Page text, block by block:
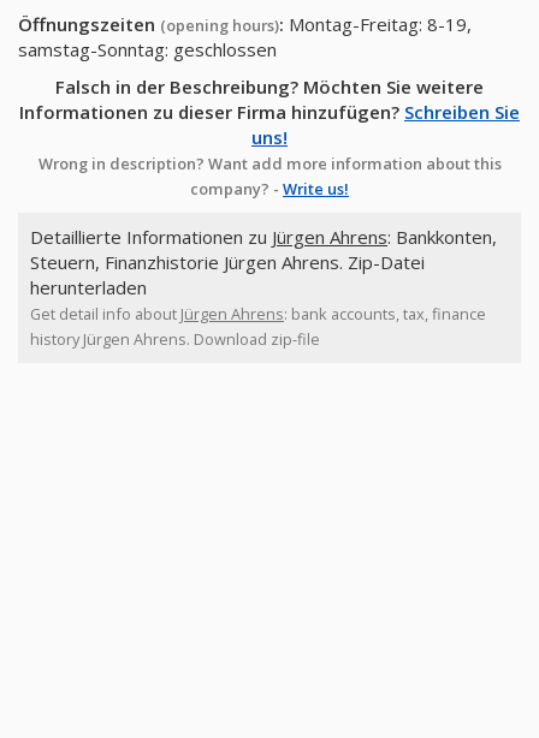
Öffnungszeiten (opening hours): Montag-Freitag: 8-19,
samstag-Sonntag: geschlossen
Falsch in der Beschreibung? Möchten Sie weitere
Informationen zu dieser Firma hinzufügen? Schreiben Sie
uns!
Wrong in description? Want add more information about this
company? - Write us!
Detaillierte Informationen zu Jürgen Ahrens: Bankkonten,
Steuern, Finanzhistorie Jürgen Ahrens. Zip-Datei
herunterladen
Get detail info about Jürgen Ahrens: bank accounts, tax, finance
history Jürgen Ahrens. Download zip-file